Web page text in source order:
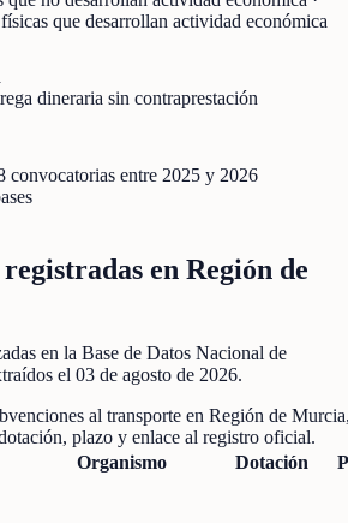
que desarrollan actividad económica
dineraria sin contraprestación
convocatorias entre 2025 y 2026
en Región de
en la Base de Datos Nacional de
el 03 de agosto de 2026.
al transporteen Región de Murcia
plazo y enlace al registro oficial.
Organismo Dotación